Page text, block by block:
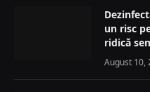
un risc
ridică
August 10,